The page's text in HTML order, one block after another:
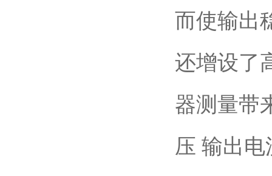
而使输出
还增设了
器测量带
压 输出